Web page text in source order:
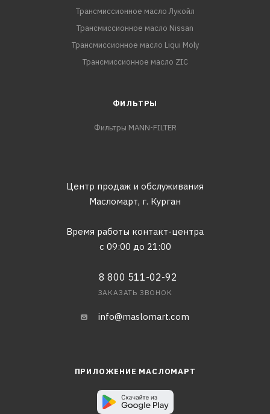
Трансмиссионное масло Лукойл
Трансмиссионное масло Nissan
Трансмиссионное масло Liqui Moly
Трансмиссионное масло ZIC
ФИЛЬТРЫ
Фильтры MANN-FILTER
Центр продаж и обслуживания
Масломарт, г. Курган
Время работы контакт-центра
с 09:00 до 21:00
8 800 511-02-92
ЗАКАЗАТЬ ЗВОНОК
info@maslomart.com
ПРИЛОЖЕНИЕ МАСЛОМАРТ